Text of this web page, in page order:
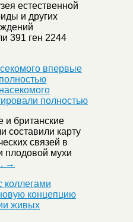
естественной
и других
391 ген 2244
впервые
и британские
составили карту
связей в
плодовой мухи
→
концепцию
живых